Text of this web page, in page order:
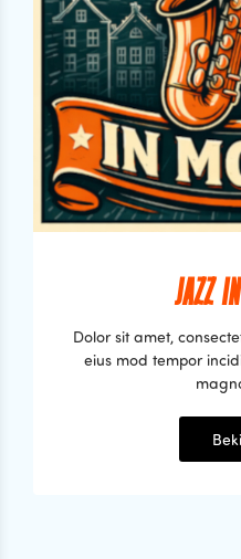
JAZZ
Dolor sit amet,
eius mod tempor